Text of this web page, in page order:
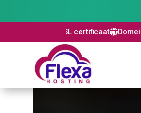
Domeinnaam: €8,99